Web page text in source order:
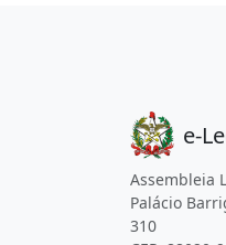
e-
Assembleia
Palácio
310